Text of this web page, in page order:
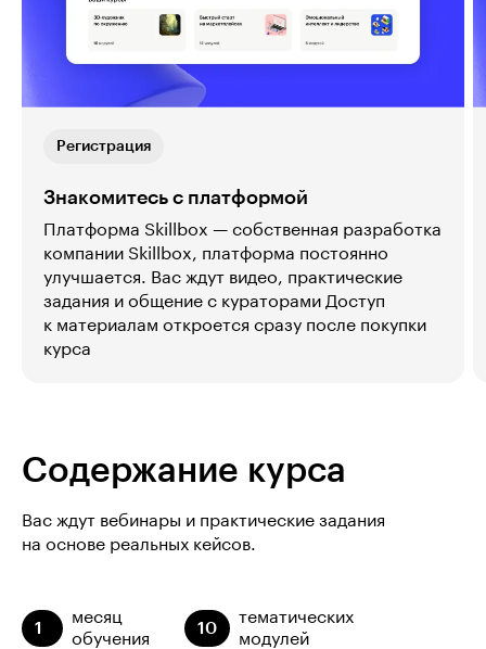
Регистрация
Знакомитесь с платформой
Платформа Skillbox — собственная разработка
компании Skillbox, платформа постоянно
улучшается. Вас ждут видео, практические
задания и общение с кураторами Доступ
к материалам откроется сразу после покупки
курса
Содержание курса
Вас ждут вебинары и практические задания
на основе реальных кейсов.
1
месяц
обучения
10
тематических
модулей